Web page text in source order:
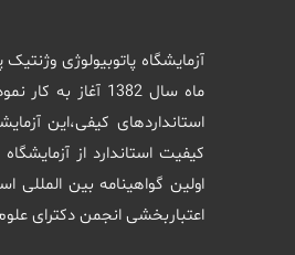
آزمایشگاه پاتوبیولوژی
ماه سال 1382 آغاز
استانداردهای کیفی،این
کیفیت استاندارد از
اعتباربخشی انجمن دکترای